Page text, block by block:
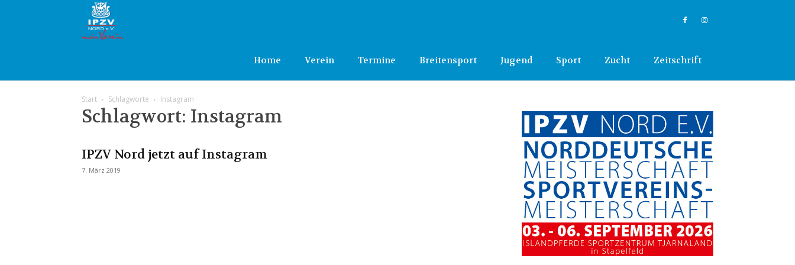
Home Verein Termine Breitensport Jugend Sport Zucht Zeitschrift
Start Schlagworte Instagram
Schlagwort: Instagram
IPZV Nord jetzt auf Instagram
7. März 2019